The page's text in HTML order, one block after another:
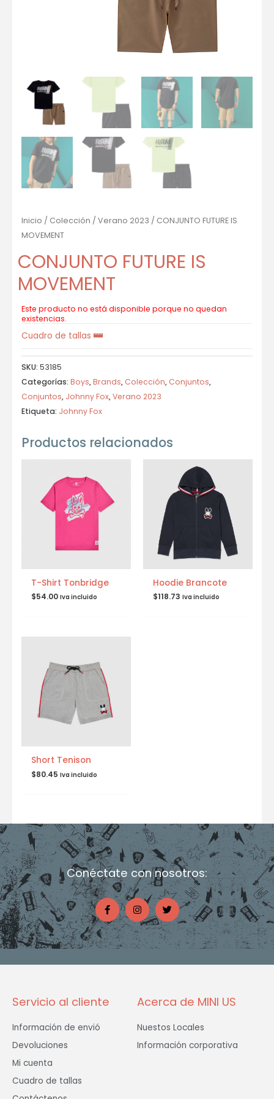
Inicio / Colección / Verano 2023 / CONJUNTO FUTURE IS
MOVEMENT
CONJUNTO FUTURE IS
MOVEMENT
Este producto no está disponible porque no quedan
existencias.
Cuadro de tallas
SKU: 53185
Categorías: Boys,Brands, Colección, Conjuntos,
Conjuntos, Johnny Fox,Verano 2023
Etiqueta: Johnny Fox
Productos relacionados
T-Shirt Tonbridge
$54.00 Iva incluido
Hoodie Brancote
$118.73 Iva incluido
Short Tenison
$80.45 Iva incluido
Conéctate con nosotros:
F
a
c
e
b
o
o
-
I
n
s
t
a
g
r
m
T
w
i
t
t
e
Servicio al cliente
Información de envió
Devoluciones
Mi cuenta
Cuadro de tallas
Acerca de MINI US
Nuestos Locales
Información corporativa